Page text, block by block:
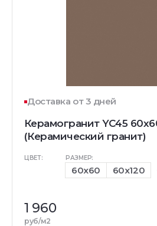
Доставка от 3 дней
Керамогранит YC45
(Керамический гранит)
ЦВЕТ: РАЗМЕР:
60x60 60x120
1 960
руб/м2